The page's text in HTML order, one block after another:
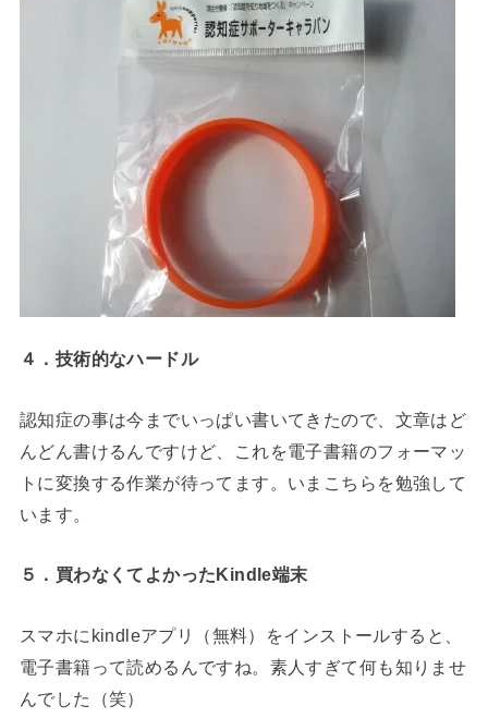
４．技術的なハードル
認知症の事は今までいっぱい書いてきたので、文章はど
んどん書けるんですけど、これを電子書籍のフォーマッ
トに変換する作業が待ってます。いまこちらを勉強して
います。
５．買わなくてよかったKindle端末
スマホにkindleアプリ（無料）をインストールすると、
電子書籍って読めるんですね。素人すぎて何も知りませ
んでした（笑）